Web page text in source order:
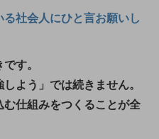
社会人にひと言お願いし
す。
しよう」では続きません。
仕組みをつくることが全